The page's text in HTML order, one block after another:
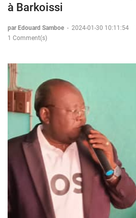
à Barkoissi
par Edouard Samboe - 2024-01-30 10:11:54
1 Comment(s)